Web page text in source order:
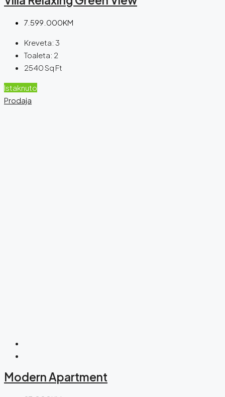
7.599.000KM
Kreveta: 3
Toaleta: 2
2540Sq Ft
Istaknuto
Prodaja
Modern Apartment